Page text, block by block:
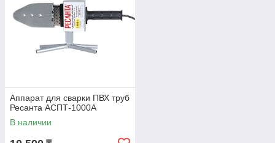
Аппарат для сварки ПВХ труб
Ресанта АСПТ-1000А
В наличии